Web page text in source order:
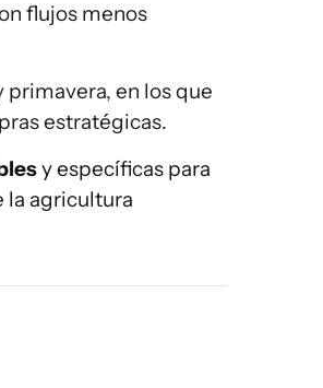
flujos menos
en los que
estratégicas.
y específicas para
la agricultura